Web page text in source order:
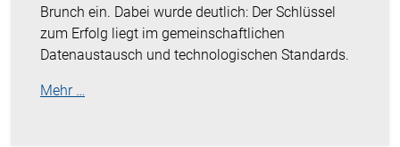
Brunch ein. Dabei wurde deutlich: Der Schlüssel
zum Erfolg liegt im gemeinschaftlichen
Datenaustausch und technologischen Standards.
Mehr …